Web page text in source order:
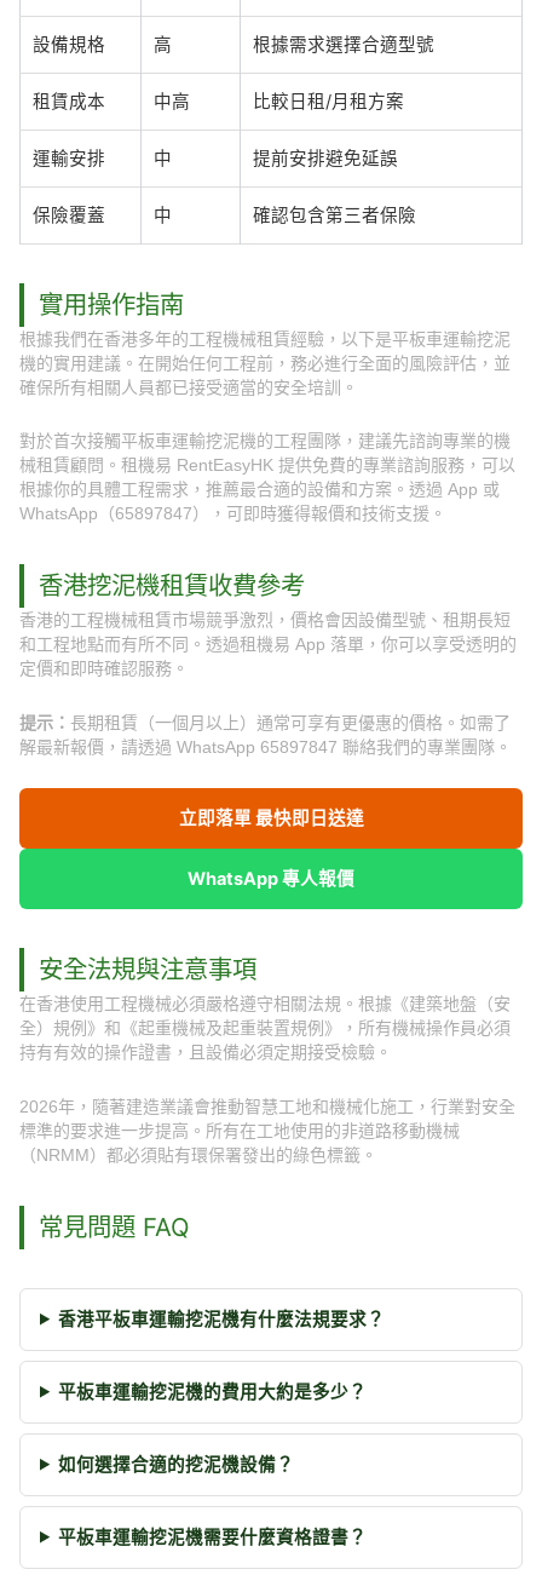
設備規格 高 根據需求選擇合適型號
租賃成本 中高 比較日租/月租方案
運輸安排 中 提前安排避免延誤
保險覆蓋 中 確認包含第三者保險
實用操作指南
根據我們在香港多年的工程機械租賃經驗，以下是平板車運輸挖泥
機的實用建議。在開始任何工程前，務必進行全面的風險評估，並
確保所有相關人員都已接受適當的安全培訓。
對於首次接觸平板車運輸挖泥機的工程團隊，建議先諮詢專業的機
械租賃顧問。租機易 RentEasyHK 提供免費的專業諮詢服務，可以
根據你的具體工程需求，推薦最合適的設備和方案。透過 App 或
WhatsApp（65897847），可即時獲得報價和技術支援。
香港挖泥機租賃收費參考
香港的工程機械租賃市場競爭激烈，價格會因設備型號、租期長短
和工程地點而有所不同。透過租機易 App 落單，你可以享受透明的
定價和即時確認服務。
提示： 長期租賃（一個月以上）通常可享有更優惠的價格。如需了
解最新報價，請透過 WhatsApp 65897847 聯絡我們的專業團隊。
立即落單 最快即日送達
WhatsApp 專人報價
安全法規與注意事項
在香港使用工程機械必須嚴格遵守相關法規。根據《建築地盤（安
全）規例》和《起重機械及起重裝置規例》，所有機械操作員必須
持有有效的操作證書，且設備必須定期接受檢驗。
2026年，隨著建造業議會推動智慧工地和機械化施工，行業對安全
標準的要求進一步提高。所有在工地使用的非道路移動機械
（NRMM）都必須貼有環保署發出的綠色標籤。
常見問題 FAQ
香港平板車運輸挖泥機有什麼法規要求？
平板車運輸挖泥機的費用大約是多少？
如何選擇合適的挖泥機設備？
平板車運輸挖泥機需要什麼資格證書？